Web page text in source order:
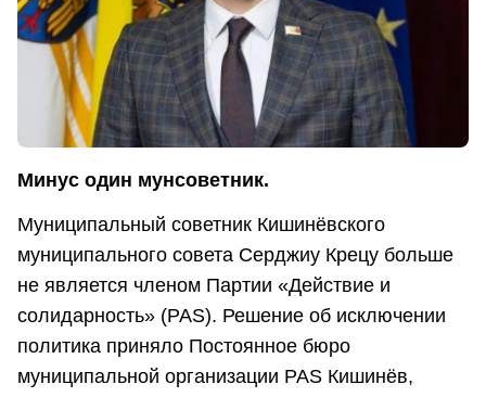
Минус один мунсоветник.
Муниципальный советник Кишинёвского
муниципального совета Серджиу Крецу больше
не является членом Партии «Действие и
солидарность» (PAS). Решение об исключении
политика приняло Постоянное бюро
муниципальной организации PAS Кишинёв,